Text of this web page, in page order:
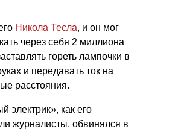
Никола Тесла, и он мог
через себя 2 миллиона
гореть лампочки в
и передавать ток на
расстояния.
электрик», как его
журналисты, обвинялся в